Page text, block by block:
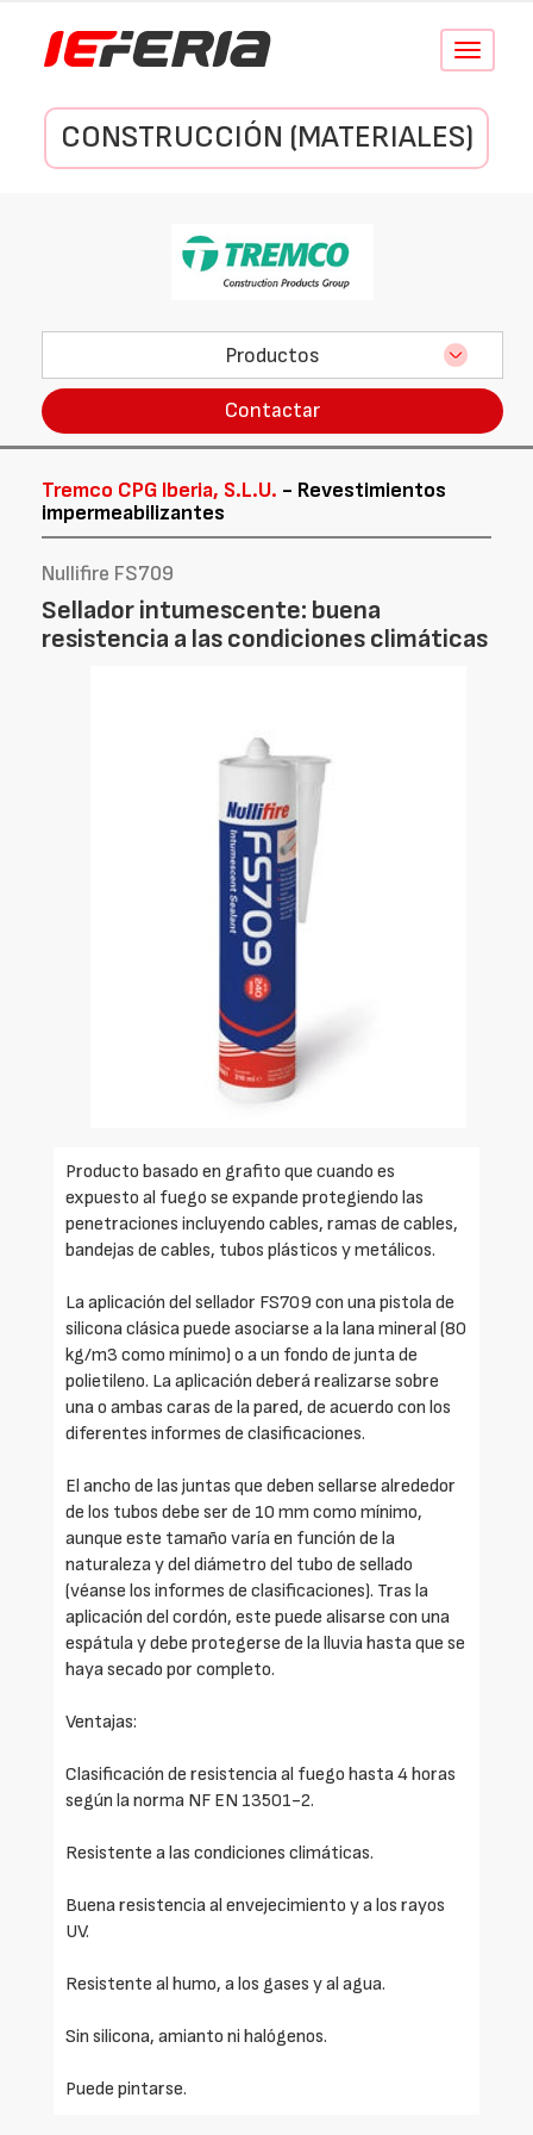
Conmutar
CONSTRUCCIÓN (MATERIALES)
Productos
Contactar
Tremco CPG Iberia, S.L.U. - Revestimientos
impermeabilizantes
Nullifire FS709
Sellador intumescente: buena
resistencia a las condiciones climáticas
Producto basado en grafito que cuando es
expuesto al fuego se expande protegiendo las
penetraciones incluyendo cables, ramas de cables,
bandejas de cables, tubos plásticos y metálicos.
La aplicación del sellador FS709 con una pistola de
silicona clásica puede asociarse a la lana mineral (80
kg/m3 como mínimo) o a un fondo de junta de
polietileno. La aplicación deberá realizarse sobre
una o ambas caras de la pared, de acuerdo con los
diferentes informes de clasificaciones.
El ancho de las juntas que deben sellarse alrededor
de los tubos debe ser de 10 mm como mínimo,
aunque este tamaño varía en función de la
naturaleza y del diámetro del tubo de sellado
(véanse los informes de clasificaciones). Tras la
aplicación del cordón, este puede alisarse con una
espátula y debe protegerse de la lluvia hasta que se
haya secado por completo.
Ventajas:
Clasificación de resistencia al fuego hasta 4 horas
según la norma NF EN 13501-2.
Resistente a las condiciones climáticas.
Buena resistencia al envejecimiento y a los rayos
UV.
Resistente al humo, a los gases y al agua.
Sin silicona, amianto ni halógenos.
Puede pintarse.